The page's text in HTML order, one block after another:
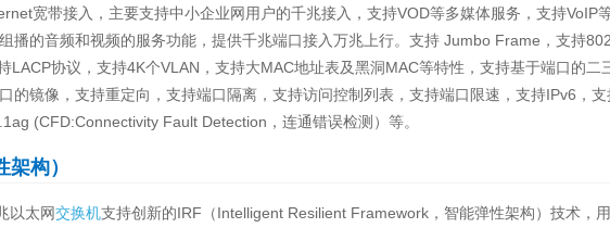
宽带接入，主要支持中小企业网用户的千兆接入，支持VOD等多媒体服务，支持VoIP
播的音频和视频的服务功能，提供千兆端口接入万兆上行。支持 Jumbo Frame，支持
LACP协议，支持4K个VLAN，支持大MAC地址表及黑洞MAC等特性，支持基于端口的二
的镜像，支持重定向，支持端口隔离，支持访问控制列表，支持端口限速，支持IPv6，支
(CFD:Connectivity Fault Detection，连通错误检测）等。
构）
以太网交换机支持创新的IRF（Intelligent Resilient Framework，智能弹性架构）技术，